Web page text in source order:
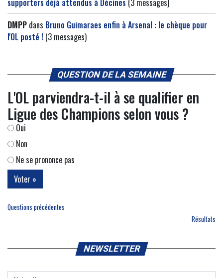
supporters déjà attendus à Décines (3 messages)
DMPP dans Bruno Guimaraes enfin à Arsenal : le chèque pour
l'OL posté ! (3 messages)
QUESTION DE LA SEMAINE
L'OL parviendra-t-il à se qualifier en
Ligue des Champions selon vous ?
Oui
Non
Ne se prononce pas
Questions précédentes
Résultats
NEWSLETTER